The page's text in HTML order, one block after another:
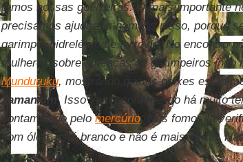
temos nossas guerreiras. O mais importante
precisamos ajudar os homens nisso, porque
garimpo, hidrelétrica e ferrovia. No encontro
mulheres sobre ameaças de garimpeiros
Munduruku, mostrando que os peixes estão
Jamanxim . Isso vem acontecendo há muito
contaminado pelomercúrio. Nós fomos lá
com óleo, está branco e não é mais verde.